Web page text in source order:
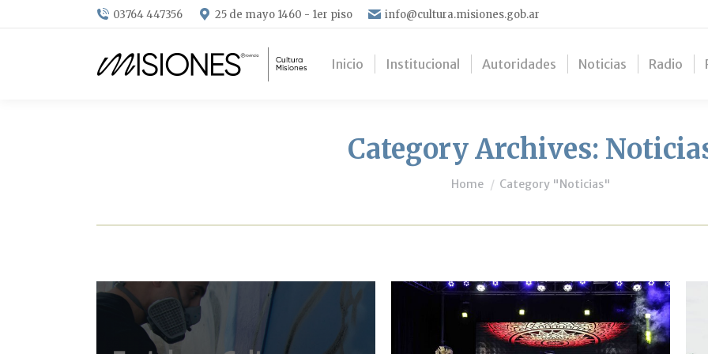
03764 447356 25 de mayo 1460 - 1er piso info@cultura.misiones.gob.ar
Inicio Institucional Autoridades Noticias Radio
Category Archives:
You are here:
Home Category "Noticias"